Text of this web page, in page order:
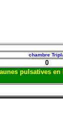
chambre
0
pulsatives